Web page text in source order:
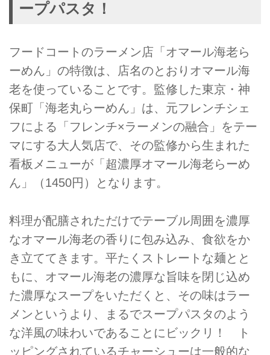
ープパスタ！
フードコートのラーメン店「オマール海老ら
ーめん」の特徴は、店名のとおりオマール海
老を使っていることです。監修した東京・神
保町「海老丸らーめん」は、元フレンチシェ
フによる「フレンチ×ラーメンの融合」をテー
マにする大人気店で、その監修から生まれた
看板メニューが「超濃厚オマール海老らーめ
ん」（1450円）となります。
料理が配膳されただけでテーブル周囲を濃厚
なオマール海老の香りに包み込み、食欲をか
き立ててきます。平たくストレートな麺とと
もに、オマール海老の濃厚な旨味を閉じ込め
た濃厚なスープをいただくと、その味はラー
メンというより、まるでスープパスタのよう
な洋風の味わいであることにビックリ！ ト
ッピングされているチャーシューは一般的な